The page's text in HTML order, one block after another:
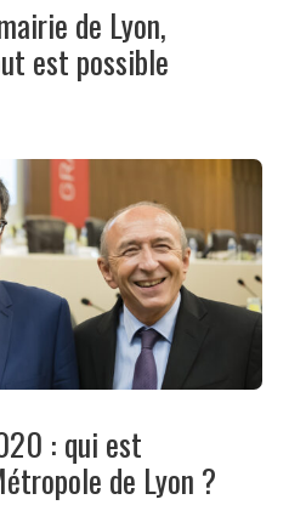
de Lyon,
est possible
: qui est
de Lyon ?